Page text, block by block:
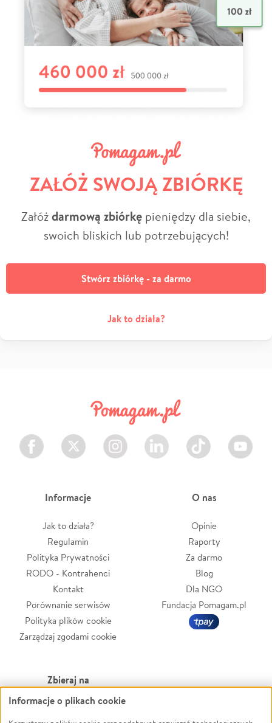
ZAŁÓŻ SWOJĄ ZBIÓRKĘ
Załóżdarmową zbiórkę pieniędzy dla siebie,
swoich bliskich lub potrzebujących!
Stwórz zbiórkę - za darmo
Jak to działa?
Facebook Twitter Instagram LinkedIn TikTok Youtube
Informacje
Jak to działa?
Regulamin
Polityka Prywatności
RODO - Kontrahenci
Kontakt
Porównanie serwisów
Polityka plików cookie
Zarządzaj zgodami cookie
O nas
Opinie
Raporty
Za darmo
Blog
Dla NGO
Fundacja Pomagam.pl
Zbieraj na
Leczenie
Informacje o plikach cookie